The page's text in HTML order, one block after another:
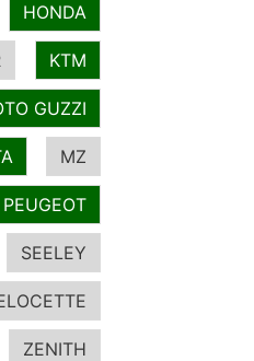
HONDA
KTM
GUZZI
MZ
PEUGEOT
SEELEY
ZENITH